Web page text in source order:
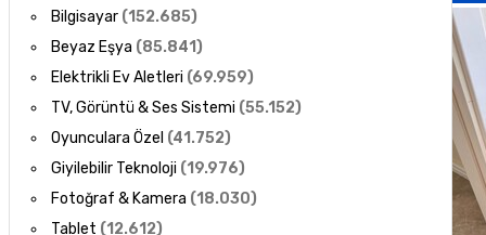
Bilgisayar (152.685)
Beyaz Eşya (85.841)
Elektrikli Ev Aletleri (69.959)
TV, Görüntü & Ses Sistemi (55.152)
Oyunculara Özel (41.752)
Giyilebilir Teknoloji (19.976)
Fotoğraf & Kamera (18.030)
Tablet (12.612)